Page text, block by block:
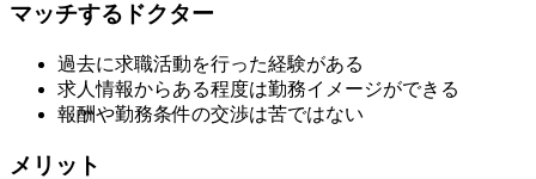
マッチするドクター
過去に求職活動を行った経験がある
求人情報からある程度は勤務イメージができる
報酬や勤務条件の交渉は苦ではない
メリット